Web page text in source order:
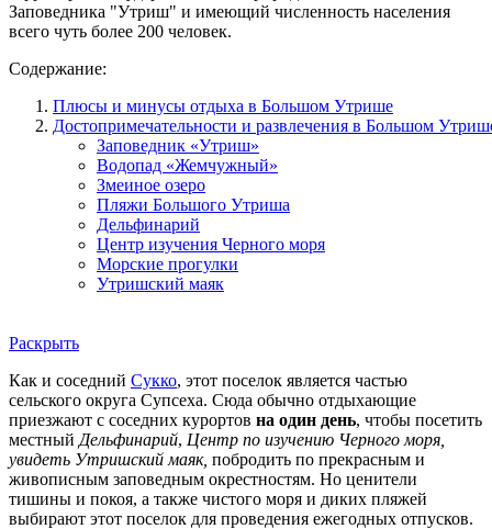
Заповедника "Утриш" и имеющий численность населения
всего чуть более 200 человек.
Содержание:
Плюсы и минусы отдыха в Большом Утрише
Достопримечательности и развлечения в Большом
Заповедник «Утриш»
Водопад «Жемчужный»
Змеиное озеро
Пляжи Большого Утриша
Дельфинарий
Центр изучения Черного моря
Морские прогулки
Утришский маяк
Раскрыть
Как и соседний Сукко, этот поселок является частью
сельского округа Супсеха. Сюда обычно отдыхающие
приезжают с соседних курортов на один день, чтобы посетить
местный Дельфинарий, Центр по изучению Черного моря,
увидеть Утришский маяк, побродить по прекрасным и
живописным заповедным окрестностям. Но ценители
тишины и покоя, а также чистого моря и диких пляжей
выбирают этот поселок для проведения ежегодных отпусков.